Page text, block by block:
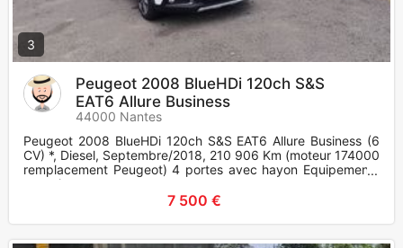
3
Peugeot 2008 BlueHDi 120ch S&S
EAT6 Allure Business
44000 Nantes
Peugeot 2008 BlueHDi 120ch S&S EAT6 Allure Business (6
CV) *, Diesel, Septembre/2018, 210 906 Km (moteur 174000
remplacement Peugeot) 4 portes avec hayon Equipements
et optio
7 500 €